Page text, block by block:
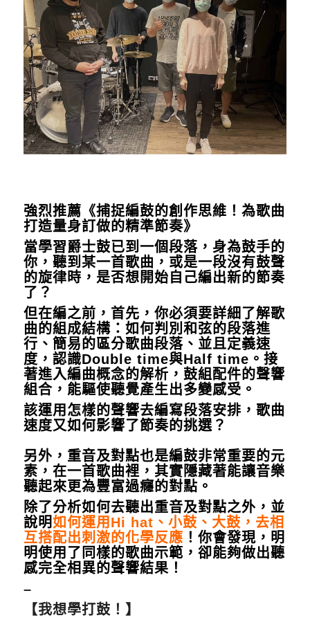
強烈推薦 《捕捉編鼓的創作思維！為歌曲
打造量身訂做的精準節奏》
當學習爵士鼓已到一個段落，身為鼓手的
你，聽到某一首歌曲，或是一段沒有鼓聲
的旋律時，是否想開始自己編出新的節奏
了？
但在編之前，首先，你必須要詳細了解歌
曲的組成結構：如何判別和弦的段落進
行、簡易的區分歌曲段落、並且定義速
度，認識Double time與Half time。接
著進入編曲概念的解析，鼓組配件的聲響
組合，能驅使聽覺產生出多變感受。
該運用怎樣的聲響去編寫段落安排，歌曲
速度又如何影響了節奏的挑選？
另外，重音及對點也是編鼓非常重要的元
素，在一首歌曲裡，其實隱藏著能讓音樂
聽起來更為豐富過癮的對點。
除了分析如何去聽出重音及對點之外，並
說明如何運用Hi hat、小鼓、大鼓，去相
互搭配出刺激的化學反應 ！你會發現，明
明使用了同樣的歌曲示範，卻能夠做出聽
感完全相異的聲響結果！
–
【我想學打鼓！】